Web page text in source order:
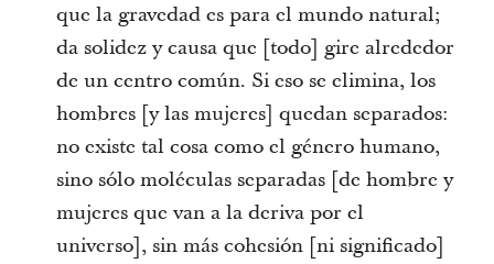
que la gravedad es para el mundo natural;
da solidez y causa que [todo] gire alrededor
de un centro común. Si eso se elimina, los
hombres [y las mujeres] quedan separados:
no existe tal cosa como el género humano,
sino sólo moléculas separadas [de hombre y
mujeres que van a la deriva por el
universo], sin más cohesión [ni significado]